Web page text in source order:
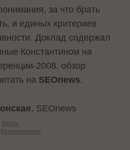
за что брать
и единых критериев
Доклад содержал
Константином на
2008, обзор
на SEOnews.
, SEOnews
Игорь
Конференции